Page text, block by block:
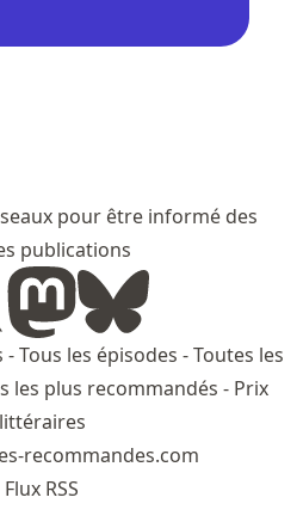
pour être informé des
publications
-Tous les épisodes -Toutes les
les plus recommandés - Prix
littéraires
recommandes.com
Flux RSS